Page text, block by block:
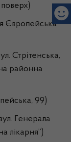
Європейська
Стрітенська,
районна
99)
Генерала
лікарня”)